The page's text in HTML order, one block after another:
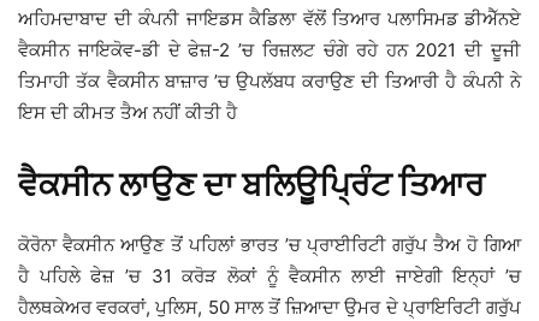
ਅਹਿਮਦਾਬਾਦ ਦੀ ਕੰਪਨੀ ਜਾਇਡਸ ਕੈਡਿਲਾ ਵੱਲੋਂ ਤਿਆਰ ਪਲਾਸਿਮਡ ਡੀਐੱਨਏ
ਵੈਕਸੀਨ ਜਾਇਕੋਵ-ਡੀ ਦੇ ਫੇਜ਼-2 ’ਚ ਰਿਜ਼ਲਟ ਚੰਗੇ ਰਹੇ ਹਨ 2021 ਦੀ ਦੂਜੀ
ਤਿਮਾਹੀ ਤੱਕ ਵੈਕਸੀਨ ਬਾਜ਼ਾਰ ’ਚ ਉਪਲੱਬਧ ਕਰਾਉਣ ਦੀ ਤਿਆਰੀ ਹੈ ਕੰਪਨੀ ਨੇ
ਇਸ ਦੀ ਕੀਮਤ ਤੈਅ ਨਹੀਂ ਕੀਤੀ ਹੈ
ਵੈਕਸੀਨ ਲਾਉਣ ਦਾ ਬਲਿਊਪ੍ਰਿੰਟ ਤਿਆਰ
ਕੋਰੋਨਾ ਵੈਕਸੀਨ ਆਉਣ ਤੋਂ ਪਹਿਲਾਂ ਭਾਰਤ ’ਚ ਪ੍ਰਾਈਰਿਟੀ ਗਰੁੱਪ ਤੈਅ ਹੋ ਗਿਆ
ਹੈ ਪਹਿਲੇ ਫੇਜ਼ ’ਚ 31 ਕਰੋੜ ਲੋਕਾਂ ਨੂੰ ਵੈਕਸੀਨ ਲਾਈ ਜਾਏਗੀ ਇਨ੍ਹਾਂ ’ਚ
ਹੈਲਥਕੇਅਰ ਵਰਕਰਾਂ, ਪੁਲਿਸ, 50 ਸਾਲ ਤੋਂ ਜ਼ਿਆਦਾ ਉਮਰ ਦੇ ਪ੍ਰਾਇਰਿਟੀ ਗਰੁੱਪ